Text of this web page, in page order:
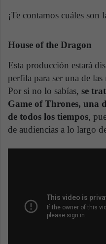
¡Te contamos cuáles son
House of the Dragon
Esta producción estará
perfila para ser una de
Por si no lo sabías, se
Game of Thrones, una
de todos los tiempos,
de audiencias a lo largo